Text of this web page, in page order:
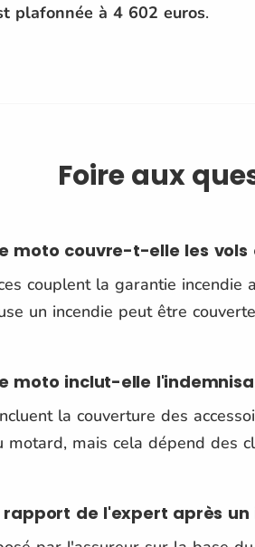
plafonnée à 4 602 euros.
Foire aux
moto couvre-t-elle les vols
couplent la garantie incendie
un incendie peut être
moto inclut-elle
la couverture des
mais cela dépend des
de l'expert après